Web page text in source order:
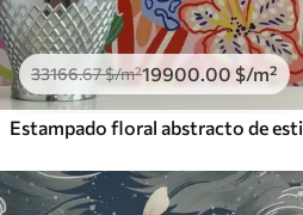
33166.67$/m²19900.00 $/m²